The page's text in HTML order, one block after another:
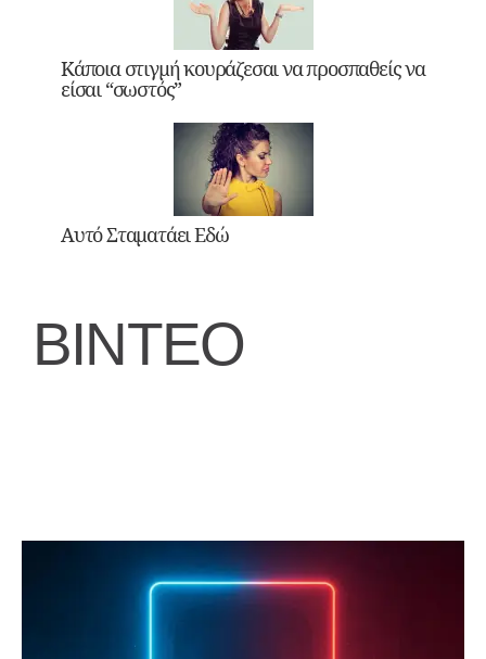
Κάποια στιγμή κουράζεσαι να προσπαθείς να
είσαι “σωστός”
Αυτό Σταματάει Εδώ
ΒΙΝΤΕΟ